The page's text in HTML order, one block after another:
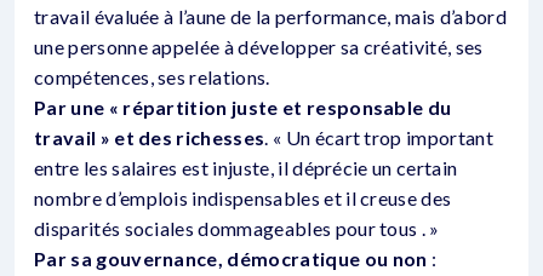
travail évaluée à l’aune de la performance, mais d’abord
une personne appelée à développer sa créativité, ses
compétences, ses relations.
Par une « répartition juste et responsable du
travail » et des richesses. « Un écart trop important
entre les salaires est injuste, il déprécie un certain
nombre d’emplois indispensables et il creuse des
disparités sociales dommageables pour tous . »
Par sa gouvernance, démocratique ou non :